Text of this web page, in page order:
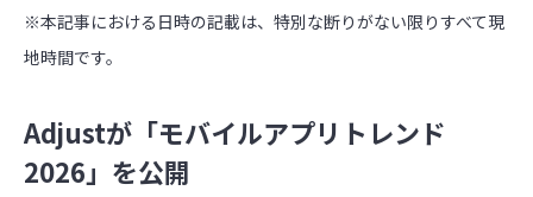
※本記事における日時の記載は、特別な断りがない限りすべて現
地時間です。
Adjustが「モバイルアプリトレンド
2026」を公開